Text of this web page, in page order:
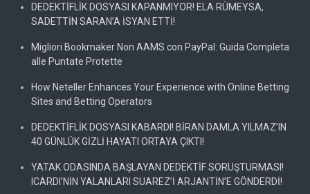
DEDEKTİFLİK DOSYASI KAPANMIYOR! ELA RÜMEYSA,
SADETTİN SARAN’A İSYAN ETTİ!
Migliori Bookmaker Non AAMS con PayPal: Guida Completa
alle Puntate Protette
How Neteller Enhances Your Experience with Online Betting
Sites and Betting Operators
DEDEKTİFLİK DOSYASI KABARDI! BİRAN DAMLA YILMAZ’IN
40 GÜNLÜK GİZLİ HAYATI ORTAYA ÇIKTI!
YATAK ODASINDA BAŞLAYAN DEDEKTİF SORUŞTURMASI!
ICARDI’NİN YALANLARI SUAREZ’İ ARJANTİN’E GÖNDERDİ!